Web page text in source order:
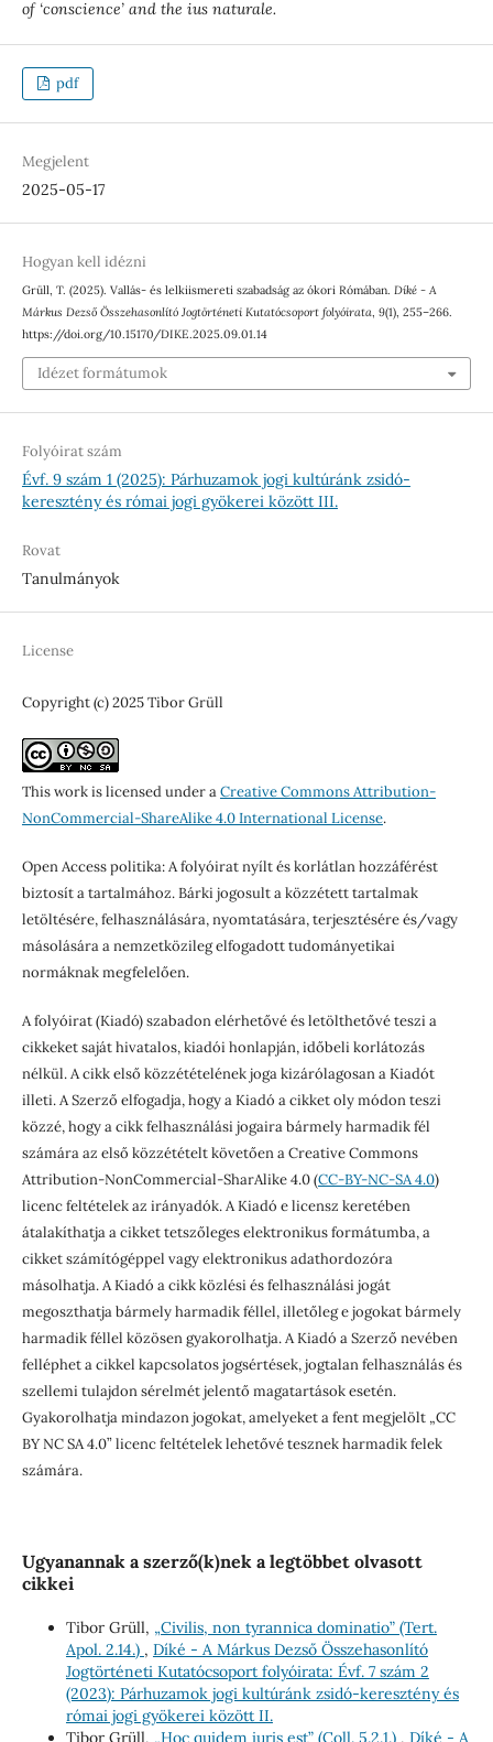
of ‘conscience’ and the ius naturale.
pdf
Megjelent
2025-05-17
Hogyan kell idézni
Grüll, T. (2025). Vallás- és lelkiismereti szabadság az ókori Rómában. Díké - A
Márkus Dezső Összehasonlító Jogtörténeti Kutatócsoport folyóirata, 9(1), 255–266.
https://doi.org/10.15170/DIKE.2025.09.01.14
Idézet formátumok
Folyóirat szám
Évf. 9 szám 1 (2025): Párhuzamok jogi kultúránk zsidó-
keresztény és római jogi gyökerei között III.
Rovat
Tanulmányok
License
Copyright (c) 2025 Tibor Grüll
This work is licensed under aCreative Commons Attribution-
NonCommercial-ShareAlike 4.0 International License.
Open Access politika: A folyóirat nyílt és korlátlan hozzáférést
biztosít a tartalmához. Bárki jogosult a közzétett tartalmak
letöltésére, felhasználására, nyomtatására, terjesztésére és/vagy
másolására a nemzetközileg elfogadott tudományetikai
normáknak megfelelően.
A folyóirat (Kiadó) szabadon elérhetővé és letölthetővé teszi a
cikkeket saját hivatalos, kiadói honlapján, időbeli korlátozás
nélkül. A cikk első közzétételének joga kizárólagosan a Kiadót
illeti. A Szerző elfogadja, hogy a Kiadó a cikket oly módon teszi
közzé, hogy a cikk felhasználási jogaira bármely harmadik fél
számára az első közzétételt követően a Creative Commons
Attribution-NonCommercial-SharAlike 4.0 (CC-BY-NC-SA 4.0)
licenc feltételek az irányadók. A Kiadó e licensz keretében
átalakíthatja a cikket tetszőleges elektronikus formátumba, a
cikket számítógéppel vagy elektronikus adathordozóra
másolhatja. A Kiadó a cikk közlési és felhasználási jogát
megoszthatja bármely harmadik féllel, illetőleg e jogokat bármely
harmadik féllel közösen gyakorolhatja. A Kiadó a Szerző nevében
felléphet a cikkel kapcsolatos jogsértések, jogtalan felhasználás és
szellemi tulajdon sérelmét jelentő magatartások esetén.
Gyakorolhatja mindazon jogokat, amelyeket a fent megjelölt „CC
BY NC SA 4.0” licenc feltételek lehetővé tesznek harmadik felek
számára.
Ugyanannak a szerző(k)nek a legtöbbet olvasott
cikkei
Tibor Grüll, „Civilis, non tyrannica dominatio” (Tert.
Apol. 2.14.) , Díké - A Márkus Dezső Összehasonlító
Jogtörténeti Kutatócsoport folyóirata: Évf. 7 szám 2
(2023): Párhuzamok jogi kultúránk zsidó-keresztény és
római jogi gyökerei között II.
Tibor Grüll, „Hoc quidem iuris est” (Coll. 5.2.1.) , Díké - A